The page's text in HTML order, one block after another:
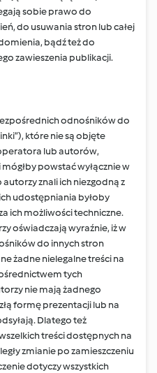
sobie prawo do
do usuwania stron lub całej
bądź też do
zawieszenia publikacji.
odnośników do
które nie są objęte
lub autorów,
powstać wyłącznie w
znali ich niezgodną z
udostępniania byłoby
ich możliwości techniczne.
oświadczają wyraźnie, iż w
do innych stron
żadne nielegalne treści na
tych
nie mają żadnego
formę prezentacji lub na
Dlatego też
treści dostępnych na
zmianie po zamieszczeniu
dotyczy wszystkich